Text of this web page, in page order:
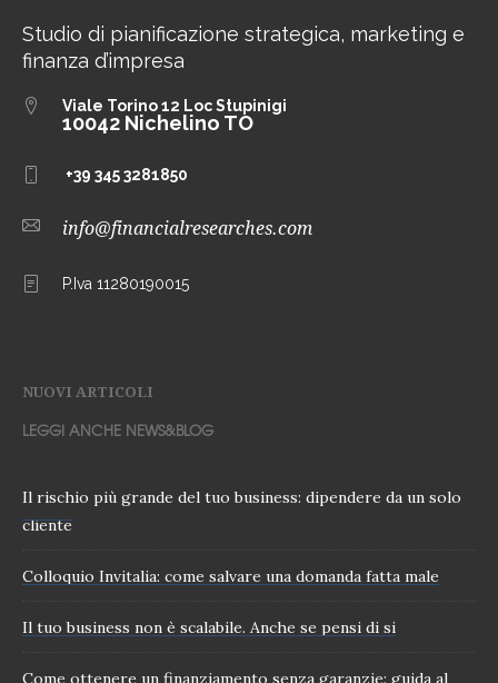
Studio di pianificazione strategica, marketing e
finanza d’impresa
Viale Torino 12 Loc Stupinigi
10042 Nichelino TO
+39 345 3281850
info@financialresearches.com
P.Iva 11280190015
NUOVI ARTICOLI
LEGGI ANCHE NEWS&BLOG
Il rischio più grande del tuo business: dipendere da un solo
cliente
Colloquio Invitalia: come salvare una domanda fatta male
Il tuo business non è scalabile. Anche se pensi di si
Come ottenere un finanziamento senza garanzie: guida al